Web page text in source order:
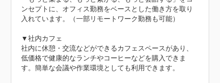
ンセプトに、オフィス勤務をベースとした働き方を取り
入れています。（一部リモートワーク勤務も可能）
▼社内カフェ
社内に休憩・交流などができるカフェスペースがあり、
低価格で健康的なランチやコーヒーなどを購入できま
す。簡単な会議や作業環境としても利用できます。